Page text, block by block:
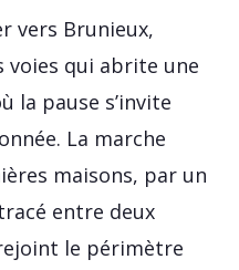
vers Brunieux,
voies qui abrite une
la pause s’invite
La marche
maisons, par un
entre deux
le périmètre